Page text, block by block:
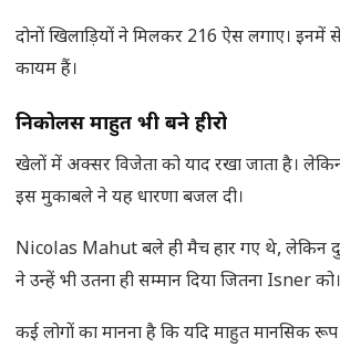
दोनों खिलाड़ियों ने मिलकर 216 ऐस लगाए। इनमें
कायम हैं।
निकोलस माहुत भी बने हीरो
खेलों में अक्सर विजेता को याद रखा जाता है।
इस मुकाबले ने यह धारणा बजल दी।
Nicolas Mahut बले ही मैच हार गए थे, लेकिन
ने उन्हें भी उतना ही सम्मान दिया जितना Isner को।
कई लोगों का मानना है कि यदि माहुत मानसिक